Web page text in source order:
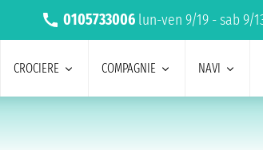
0105733006 lun-ven 9/19 - sab 9/
CROCIERE COMPAGNIE NAVI